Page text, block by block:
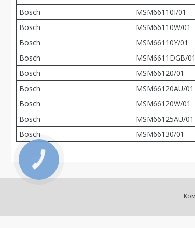
Bosch
MSM66110I/01
Bosch
MSM66110W/01
Bosch
MSM66110Y/01
Bosch
MSM6611DGB/01
Bosch
MSM66120/01
Bosch
MSM66120AU/01
Bosch
MSM66120W/01
Bosch
MSM66125AU/01
Bosch
MSM66130/01
КНОПКА
ЗВ'ЯЗКУ